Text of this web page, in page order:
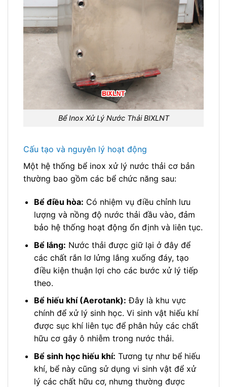
Bể Inox Xử Lý Nước Thải BIXLNT
Cấu tạo và nguyên lý hoạt động
Một hệ thống bể inox xử lý nước thải cơ bản
thường bao gồm các bể chức năng sau:
Bể điều hòa: Có nhiệm vụ điều chỉnh lưu
lượng và nồng độ nước thải đầu vào, đảm
bảo hệ thống hoạt động ổn định và liên tục.
Bể lắng: Nước thải được giữ lại ở đây để
các chất rắn lơ lửng lắng xuống đáy, tạo
điều kiện thuận lợi cho các bước xử lý tiếp
theo.
Bể hiếu khí (Aerotank): Đây là khu vực
chính để xử lý sinh học. Vi sinh vật hiếu khí
được sục khí liên tục để phân hủy các chất
hữu cơ gây ô nhiễm trong nước thải.
Bể sinh học hiếu khí: Tương tự như bể hiếu
khí, bể này cũng sử dụng vi sinh vật để xử
lý các chất hữu cơ, nhưng thường được